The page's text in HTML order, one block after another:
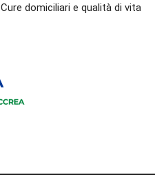
Cure domiciliari e qualità di vita